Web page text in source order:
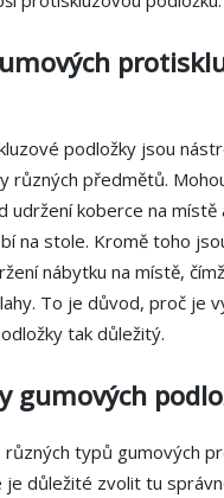
podložky jsou
různých předmětů.
udržení koberce na místě
na stole. Kromě toho
nábytku na místě,
To je důvod, proč je
tak důležitý.
gumových
různých typů gumových
je důležité zvolit tu